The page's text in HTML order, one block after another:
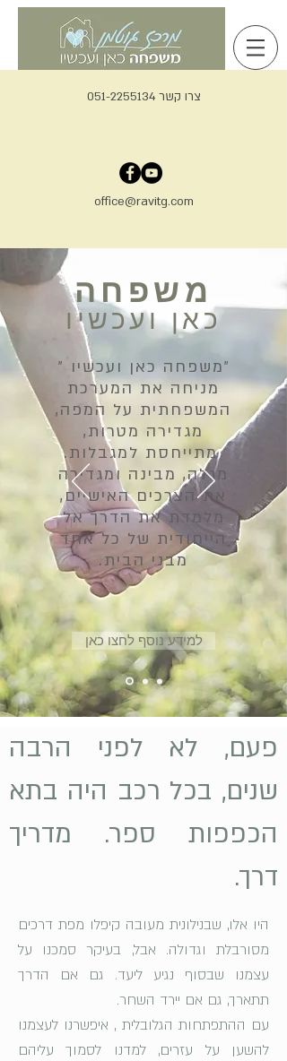
צרו קשר 051-2255134
office@ravitg.com
משפחה
כאן ועכשיו
״משפחה כאן ועכשיו ״
מניחה את המערכת
המשפחתית על המפה,
מגדירה מטרות,
מתייחסת למגבלות.
מגלה, מבינה ומגדירה
את הצרכים האישיים,
מלמדת את הדרך אל
הייחודית של כל אחד
מבני הבית.
למידע נוסף לחצו כאן
פעם, לא לפני הרבה
שנים, בכל רכב היה בתא
הכפפות ספר. מדריך
דרך.
היו אלו, שבנילונית מעובה קיפלו מפת דרכים
מסורבלת וגדולה. אבל, בעיקר סמכנו על
עצמנו שבסוף נגיע ליעד. גם אם הדרך
תתארך, גם אם יירד השחר.
עם ההתפתחות הגלובלית , איפשרנו לעצמנו
להשען על עזרים, למדנו לסמוך עליהם